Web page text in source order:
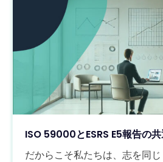
ISO 59000とESRS E5報告の
だからこそ私たちは、志を同